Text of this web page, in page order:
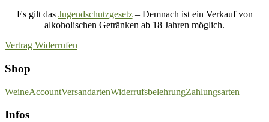
Es gilt das Jugendschutzgesetz– Demnach ist ein Verkauf von
alkoholischen Getränken ab 18 Jahren möglich.
Vertrag Widerrufen
Shop
WeineAccountVersandartenWiderrufsbelehrungZahlungsarten
Infos